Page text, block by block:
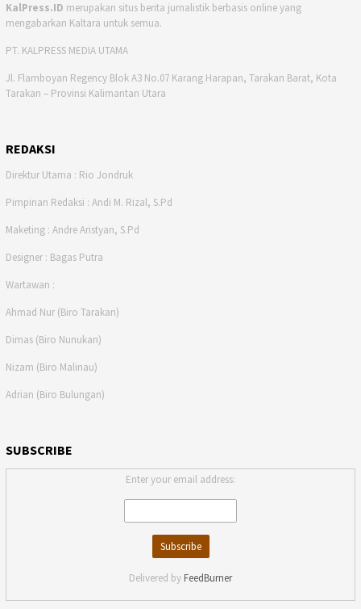
KalPress.ID merupakan situs berita jurnalistik berbasis online yang
mengabarkan Kaltara untuk semua.
PT. KALPRESS MEDIA UTAMA
Jl. Flamboyan Regency Blok A3 No.07 Karang Harapan, Tarakan Barat, Kota
Tarakan – Provinsi Kalimantan Utara
REDAKSI
Direktur Utama : Rio Jondruk
Pimpinan Redaksi : Andi M. Rizal, S.Pd
Maketing : Andre Aristyan, S.Pd
Designer : Bagas Putra
Wartawan :
Ahmad Nur (Biro Tarakan)
Dimas (Biro Nunukan)
Nizam (Biro Malinau)
Adrian (Biro Bulungan)
SUBSCRIBE
Enter your email address:
Delivered by FeedBurner